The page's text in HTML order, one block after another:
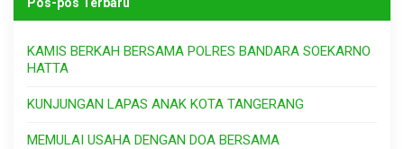
KAMIS BERKAH BERSAMA POLRES BANDARA SOEKARNO
HATTA
KUNJUNGAN LAPAS ANAK KOTA TANGERANG
MEMULAI USAHA DENGAN DOA BERSAMA